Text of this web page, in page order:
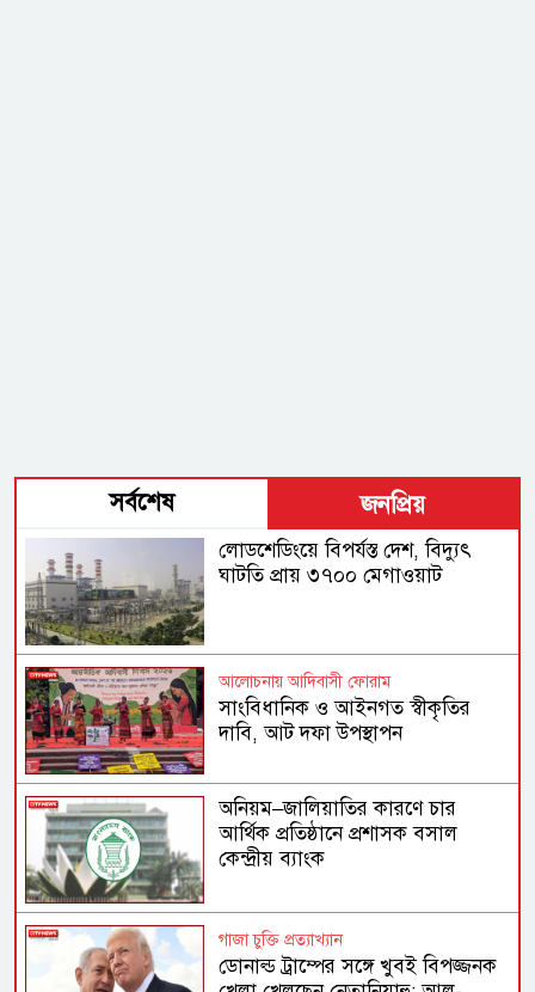
সর্বশেষ জনপ্রিয়
লোডশেডিংয়ে বিপর্যস্ত দেশ, বিদ্যুৎ
ঘাটতি প্রায় ৩৭০০ মেগাওয়াট
আলোচনায় আদিবাসী ফোরাম
সাংবিধানিক ও আইনগত স্বীকৃতির
দাবি, আট দফা উপস্থাপন
অনিয়ম–জালিয়াতির কারণে চার
আর্থিক প্রতিষ্ঠানে প্রশাসক বসাল
কেন্দ্রীয় ব্যাংক
গাজা চুক্তি প্রত্যাখ্যান
ডোনাল্ড ট্রাম্পের সঙ্গে খুবই বিপজ্জনক